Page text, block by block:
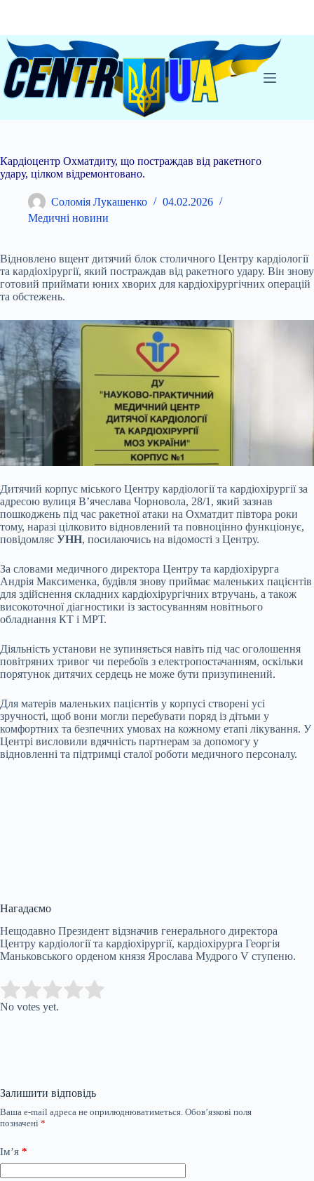
Кардіоцентр Охматдиту, що постраждав від ракетного
удару, цілком відремонтовано.
Соломія Лукашенко
04.02.2026
Медичні новини
Відновлено вщент дитячий блок столичного Центру кардіології
та кардіохірургії, який постраждав від ракетного удару. Він знову
готовий приймати юних хворих для кардіохірургічних операцій
та обстежень.
Дитячий корпус міського Центру кардіології та кардіохірургії за
адресою вулиця В’ячеслава Чорновола, 28/1, який зазнав
пошкоджень під час ракетної атаки на Охматдит півтора роки
тому, наразі цілковито відновлений та повноцінно функціонує,
повідомляє УНН, посилаючись на відомості з Центру.
За словами медичного директора Центру та кардіохірурга
Андрія Максименка, будівля знову приймає маленьких пацієнтів
для здійснення складних кардіохірургічних втручань, а також
високоточної діагностики із застосуванням новітнього
обладнання КТ і МРТ.
Діяльність установи не зупиняється навіть під час оголошення
повітряних тривог чи перебоїв з електропостачанням, оскільки
порятунок дитячих сердець не може бути призупинений.
Для матерів маленьких пацієнтів у корпусі створені усі
зручності, щоб вони могли перебувати поряд із дітьми у
комфортних та безпечних умовах на кожному етапі лікування. У
Центрі висловили вдячність партнерам за допомогу у
відновленні та підтримці сталої роботи медичного персоналу.
Нагадаємо
Нещодавно Президент відзначив генерального директора
Центру кардіології та кардіохірургії, кардіохірурга Георгія
Маньковського орденом князя Ярослава Мудрого V ступеню.
Rate this item:
No votes yet.
Залишити відповідь
Ваша e-mail адреса не оприлюднюватиметься. Обов’язкові поля
позначені *
Ім’я *